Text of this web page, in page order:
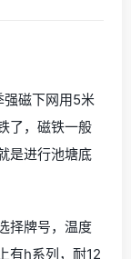
强磁下网用5米
了，磁铁一般
是进行池塘底
择牌号，温度
有h系列，耐12